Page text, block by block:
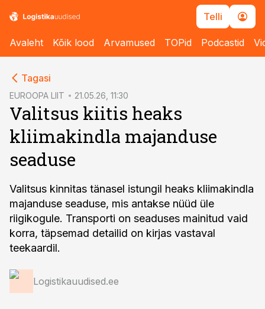
Telli
Avaleht Kõik lood Arvamused TOPid Podcastid
Tagasi
EUROOPA LIIT 21.05.26, 11:30
Valitsus kiitis heaks
kliimakindla majanduse
seaduse
Valitsus kinnitas tänasel istungil heaks kliimakindla
majanduse seaduse, mis antakse nüüd üle
riigikogule. Transporti on seaduses mainitud vaid
korra, täpsemad detailid on kirjas vastaval
teekaardil.
Logistikauudised.ee